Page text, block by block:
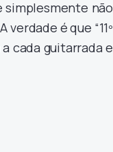
simplesmente não
é que “11º
cada guitarrada e